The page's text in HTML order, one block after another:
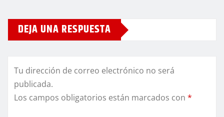
DEJA UNA RESPUESTA
Tu dirección de correo electrónico no será
publicada.
Los campos obligatorios están marcados con *